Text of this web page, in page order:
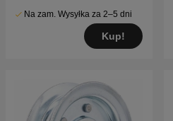
Na zam. Wysyłka za 2–5 dni
Kup!